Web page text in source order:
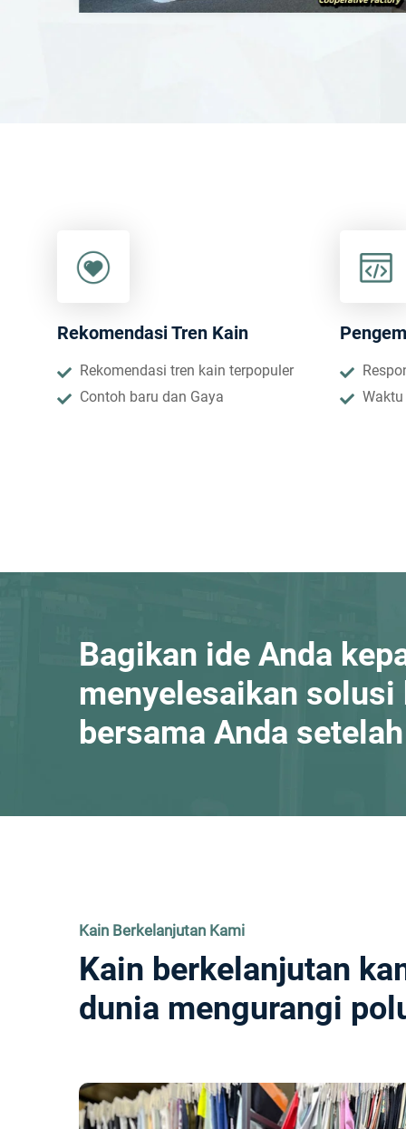
Rekomendasi Tren Kain
Rekomendasi tren kain terpopuler
Contoh baru dan Gaya
Bagikan ide Anda
menyelesaikan
bersama Anda
Kain Berkelanjutan Kami
Kain berkelanjutan
dunia mengurangi